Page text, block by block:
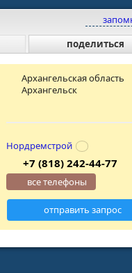
поделиться
Архангельская область
Архангельск
Нордремстрой
+7 (818) 242-44-77
все телефоны
отправить запрос